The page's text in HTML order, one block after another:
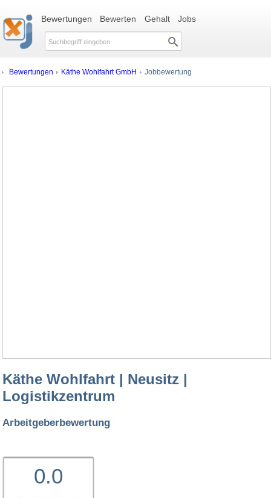
Bewertungen Bewerten Gehalt Jobs
Bewertungen Käthe Wohlfahrt GmbH Jobbewertung
Käthe Wohlfahrt | Neusitz |
Logistikzentrum
Arbeitgeberbewertung
0.0